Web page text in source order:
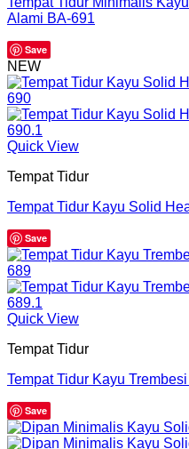
Alami BA-691
Save
NEW
Quick View
Tempat Tidur
Tempat Tidur Kayu Solid
Save
Quick View
Tempat Tidur
Tempat Tidur Kayu
Save